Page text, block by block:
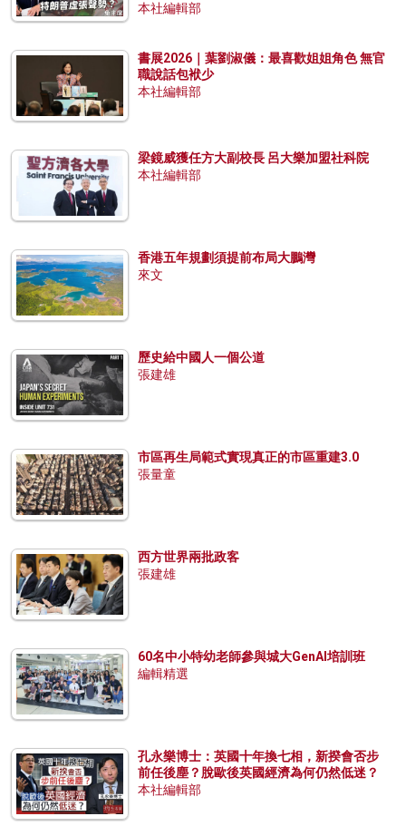
本社編輯部
書展2026｜葉劉淑儀：最喜歡姐姐角色 無官
職說話包袱少
本社編輯部
梁鏡威獲任方大副校長 呂大樂加盟社科院
本社編輯部
香港五年規劃須提前布局大鵬灣
來文
歷史給中國人一個公道
張建雄
市區再生局範式實現真正的市區重建3.0
張量童
西方世界兩批政客
張建雄
60名中小特幼老師參與城大GenAI培訓班
編輯精選
孔永樂博士：英國十年換七相，新揆會否步
前任後塵？脫歐後英國經濟為何仍然低迷？
本社編輯部